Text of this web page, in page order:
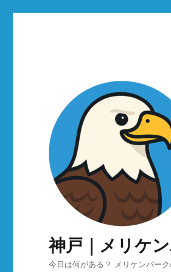
神戸｜メリケ
今日は何がある？ メリケンパー